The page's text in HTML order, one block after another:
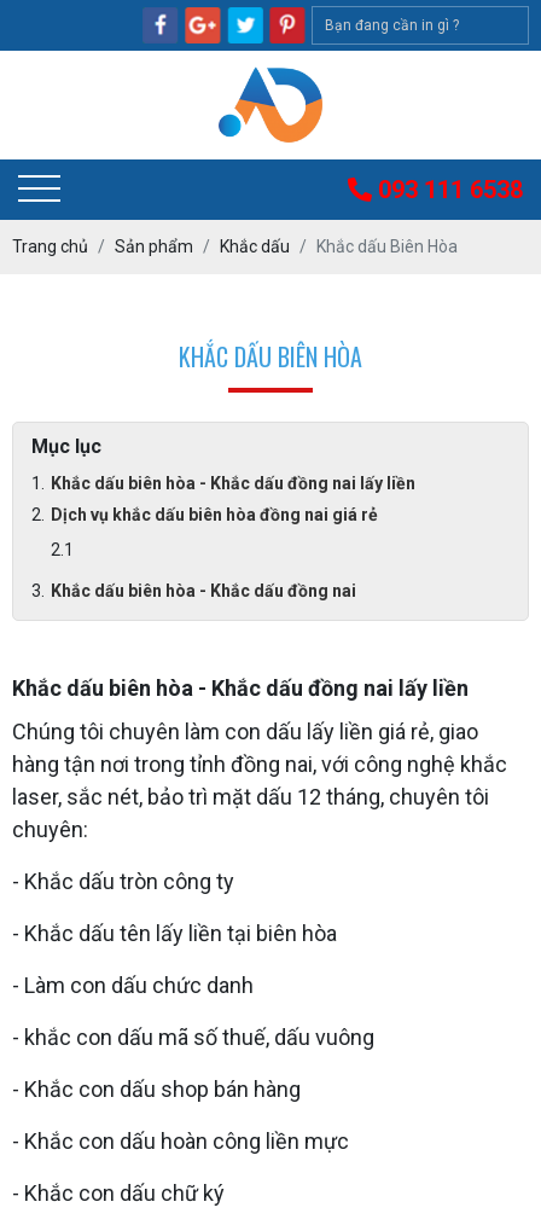
093 111 6538
Trang chủ Sản phẩm Khắc dấu Khắc dấu Biên Hòa
KHẮC DẤU BIÊN HÒA
Mục lục
Khắc dấu biên hòa - Khắc dấu đồng nai lấy liền
Dịch vụ khắc dấu biên hòa đồng nai giá rẻ
Khắc dấu biên hòa - Khắc dấu đồng nai
Khắc dấu biên hòa - Khắc dấu đồng nai lấy liền
Chúng tôi chuyên làm con dấu lấy liền giá rẻ, giao
hàng tận nơi trong tỉnh đồng nai, với công nghệ khắc
laser, sắc nét, bảo trì mặt dấu 12 tháng, chuyên tôi
chuyên:
- Khắc dấu tròn công ty
- Khắc dấu tên lấy liền tại biên hòa
- Làm con dấu chức danh
- khắc con dấu mã số thuế, dấu vuông
- Khắc con dấu shop bán hàng
- Khắc con dấu hoàn công liền mực
- Khắc con dấu chữ ký